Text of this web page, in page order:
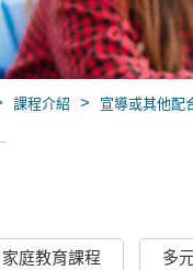
課程介紹 > 宣導或其他配
家庭教育課程 多